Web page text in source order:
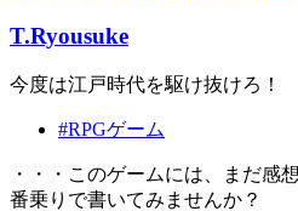
T.Ryousuke
今度は江戸時代を駆け抜けろ！
#RPGゲーム
・・・このゲームには、まだ感
番乗りで書いてみませんか？